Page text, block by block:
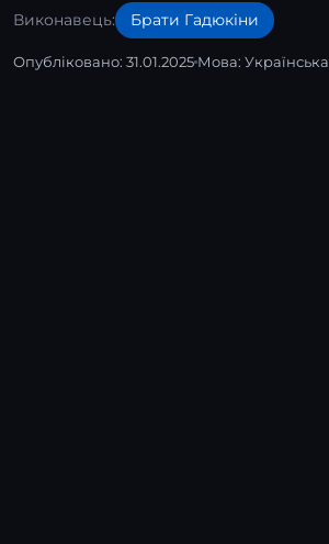
Виконавець: Брати Гадюкіни
Опубліковано: 31.01.2025 Мова: Українська